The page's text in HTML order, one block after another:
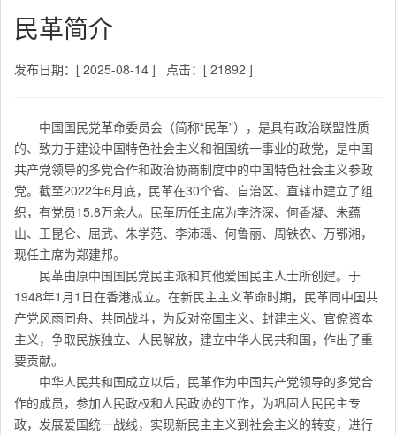
民革简介
发布日期：[ 2025-08-14 ] 点击：[ 21892 ]
中国国民党革命委员会（简称“民革”），是具有政治联盟性质
的、致力于建设中国特色社会主义和祖国统一事业的政党，是中国
共产党领导的多党合作和政治协商制度中的中国特色社会主义参政
党。截至2022年6月底，民革在30个省、自治区、直辖市建立了组
织，有党员15.8万余人。民革历任主席为李济深、何香凝、朱蕴
山、王昆仑、屈武、朱学范、李沛瑶、何鲁丽、周铁农、万鄂湘，
现任主席为郑建邦。
民革由原中国国民党民主派和其他爱国民主人士所创建。于
1948年1月1日在香港成立。在新民主主义革命时期，民革同中国共
产党风雨同舟、共同战斗，为反对帝国主义、封建主义、官僚资本
主义，争取民族独立、人民解放，建立中华人民共和国，作出了重
要贡献。
中华人民共和国成立以后，民革作为中国共产党领导的多党合
作的成员，参加人民政权和人民政协的工作，为巩固人民民主专
政，发展爱国统一战线，实现新民主主义到社会主义的转变，进行